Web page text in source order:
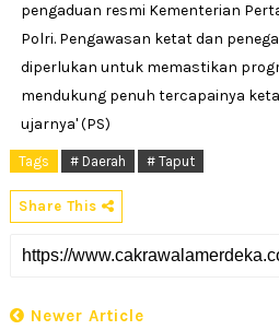
pengaduan resmi Kementerian
Polri. Pengawasan ketat dan
diperlukan untuk memastikan
mendukung penuh tercapainya
ujarnya' (PS)
Tags # Daerah # Taput
Share This
Newer Article